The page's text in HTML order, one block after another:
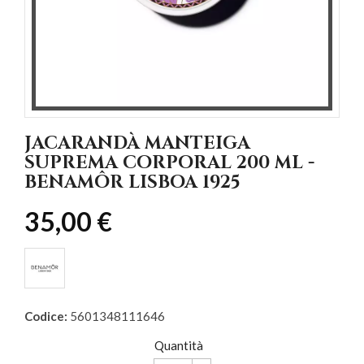
JACARANDÀ MANTEIGA
SUPREMA CORPORAL 200 ML -
BENAMÔR LISBOA 1925
35,00 €
Codice: 5601348111646
Quantità